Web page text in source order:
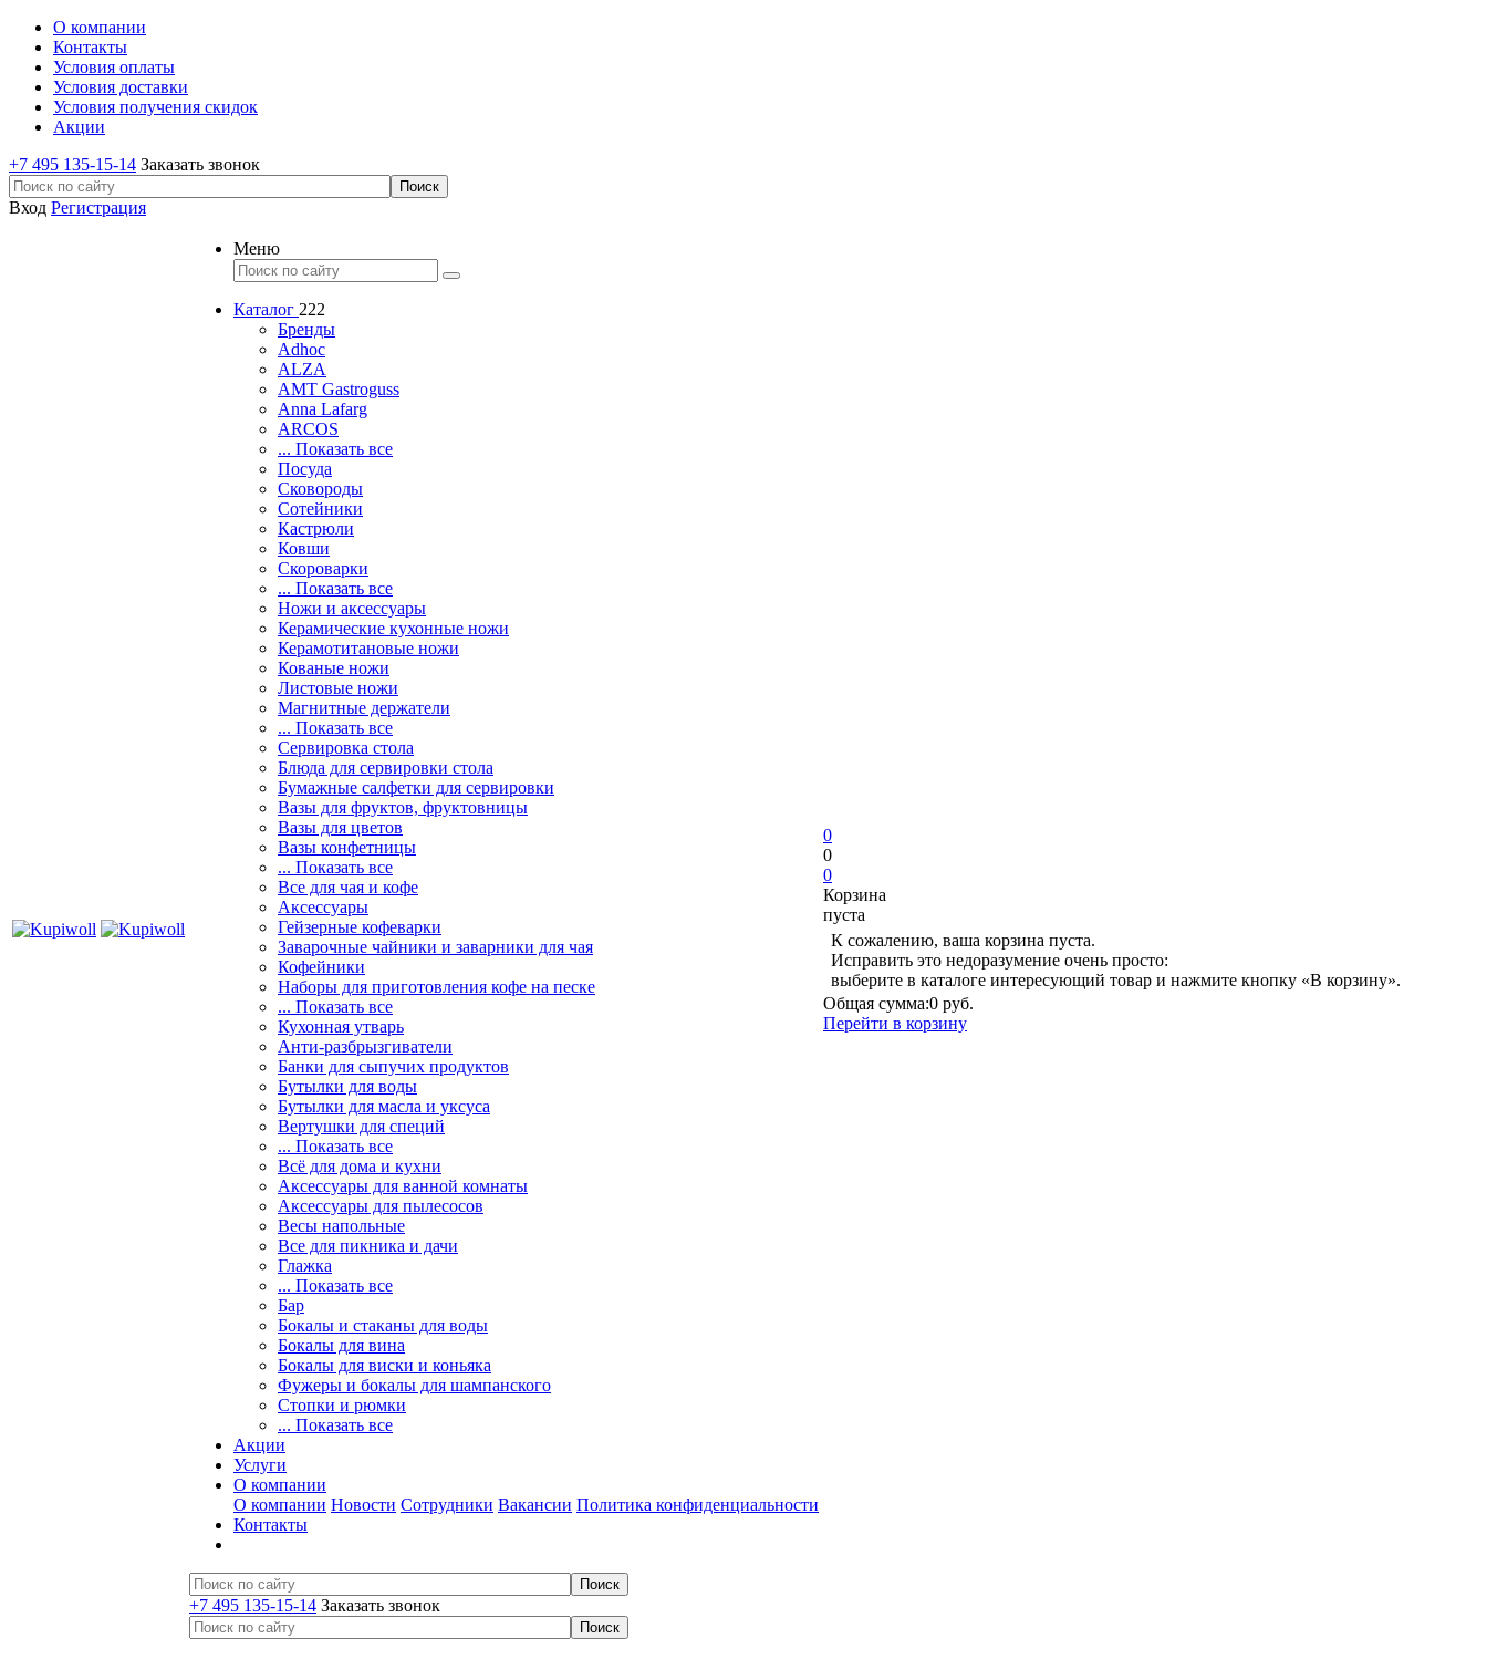
О компании
Контакты
Условия оплаты
Условия доставки
Условия получения скидок
Акции
+7 495 135-15-14 Заказать звонок
Вход Регистрация
Меню
Каталог 222
Бренды
Adhoc
ALZA
AMT Gastroguss
Anna Lafarg
ARCOS
... Показать все
Посуда
Сковороды
Сотейники
Кастрюли
Ковши
Скороварки
... Показать все
Ножи и аксессуары
Керамические кухонные ножи
Керамотитановые ножи
Кованые ножи
Листовые ножи
Магнитные держатели
... Показать все
Сервировка стола
Блюда для сервировки стола
Бумажные салфетки для сервировки
Вазы для фруктов, фруктовницы
Вазы для цветов
Вазы конфетницы
... Показать все
Все для чая и кофе
Аксессуары
Гейзерные кофеварки
Заварочные чайники и заварники для чая
Кофейники
Наборы для приготовления кофе на песке
... Показать все
Кухонная утварь
Анти-разбрызгиватели
Банки для сыпучих продуктов
Бутылки для воды
Бутылки для масла и уксуса
Вертушки для специй
... Показать все
Всё для дома и кухни
Аксессуары для ванной комнаты
Аксессуары для пылесосов
Весы напольные
Все для пикника и дачи
Глажка
... Показать все
Бар
Бокалы и стаканы для воды
Бокалы для вина
Бокалы для виски и коньяка
Фужеры и бокалы для шампанского
Стопки и рюмки
... Показать все
Акции
Услуги
О компании
О компании Новости Сотрудники Вакансии Политика конфиденциальности
Контакты
+7 495 135-15-14 Заказать звонок
0
0
0
Корзина
пуста
К сожалению, ваша корзина пуста.
Исправить это недоразумение очень просто:
выберите в каталоге интересующий товар и нажмите кнопку «В корзину».
Общая сумма:0 руб.
Перейти в корзину